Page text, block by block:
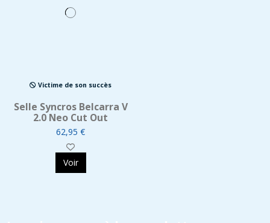
Victime de son succès
Selle Syncros Belcarra V
2.0 Neo Cut Out
62,95 €
Voir